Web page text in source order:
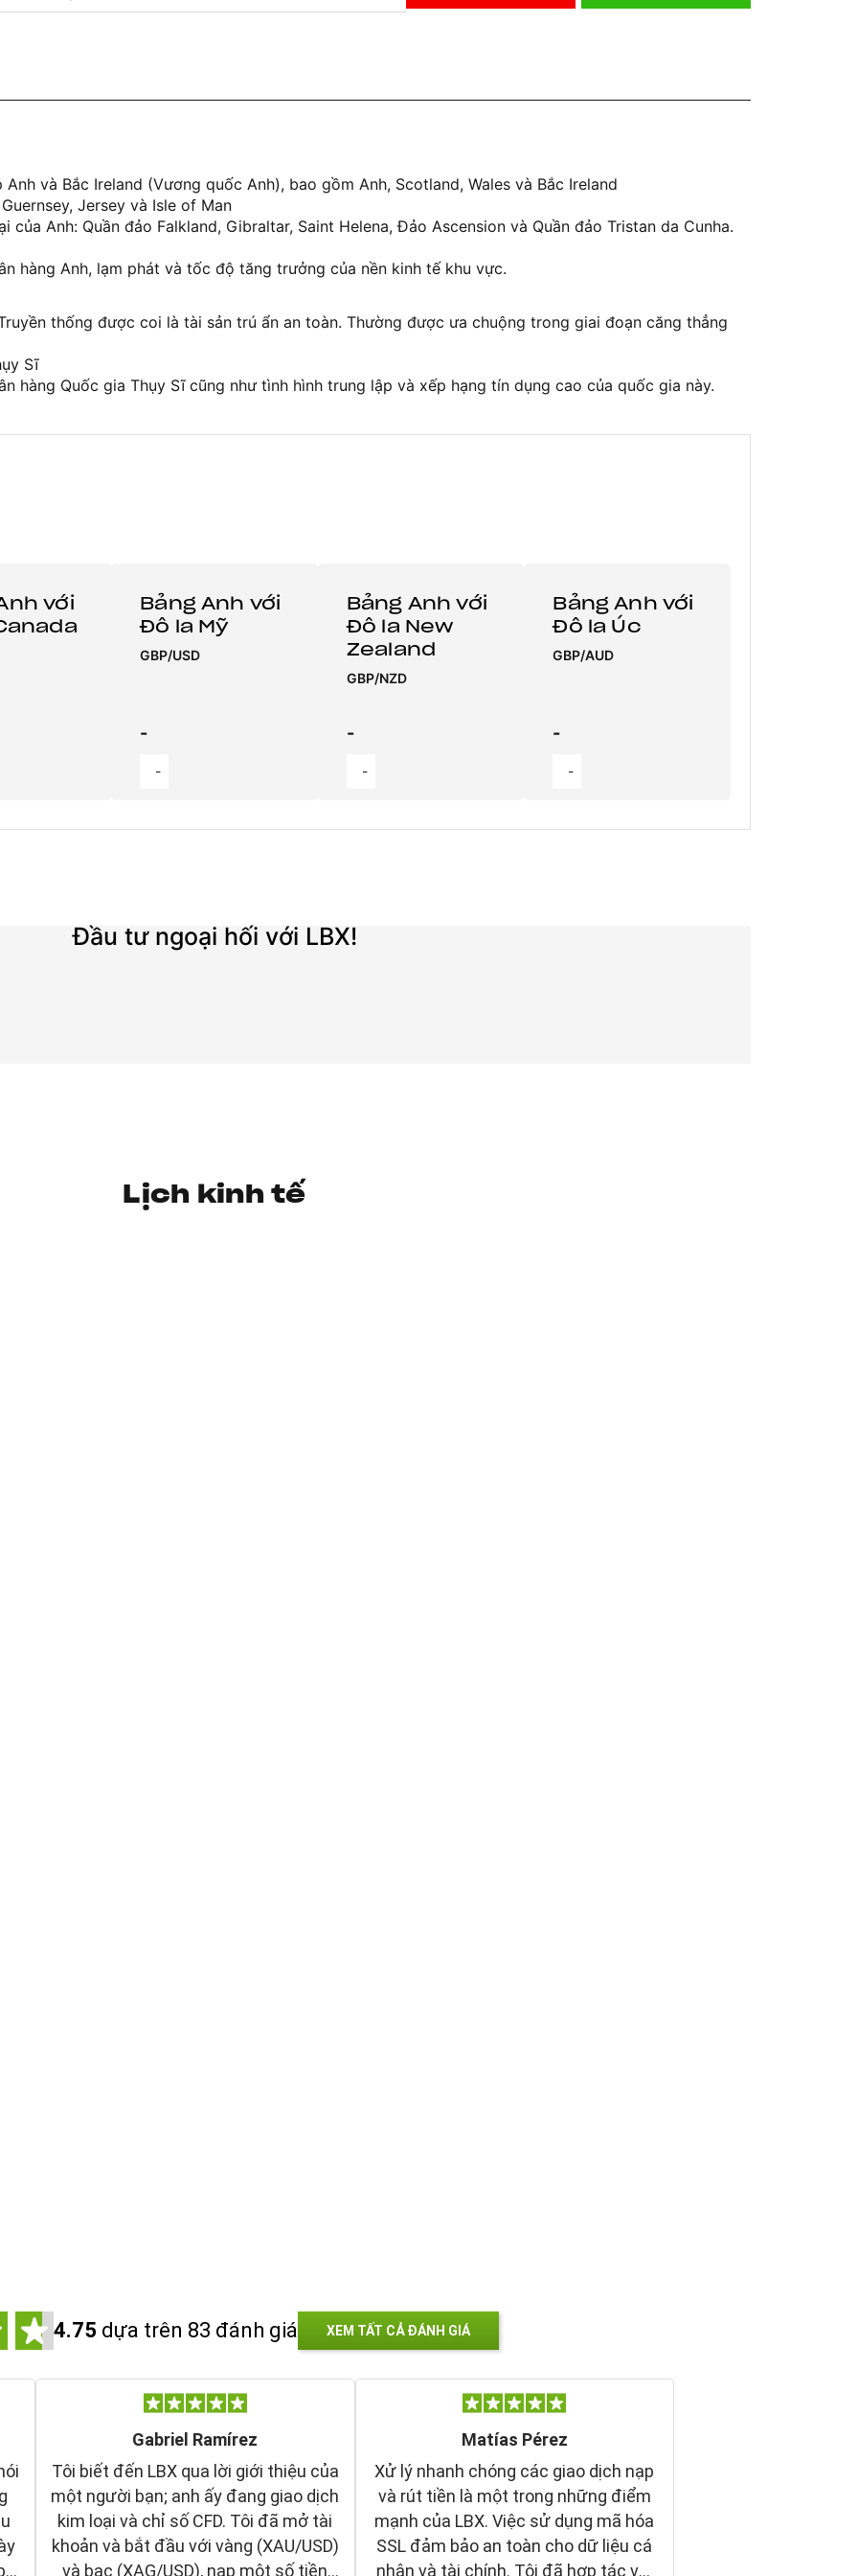
và Bắc Ireland (Vương quốc Anh), bao gồm Anh, Scotland, Wales và Bắc Ireland
Jersey và Isle of Man
Anh: Quần đảo Falkland, Gibraltar, Saint Helena, Đảo Ascension và Quần đảo Tristan da Cunha.
hàng Anh, lạm phát và tốc độ tăng trưởng của nền kinh tế khu vực.
thống được coi là tài sản trú ẩn an toàn. Thường được ưa chuộng trong giai đoạn căng thẳng
Sĩ
hàng Quốc gia Thụy Sĩ cũng như tình hình trung lập và xếp hạng tín dụng cao của quốc gia này.
với
Bảng Anh với
Đô la Mỹ
GBP/USD
-
-
Bảng Anh với
Đô la New
Zealand
GBP/NZD
-
-
Bảng Anh với
Đô la Úc
GBP/AUD
-
-
Đầu tư ngoại hối với LBX!
Lịch kinh tế